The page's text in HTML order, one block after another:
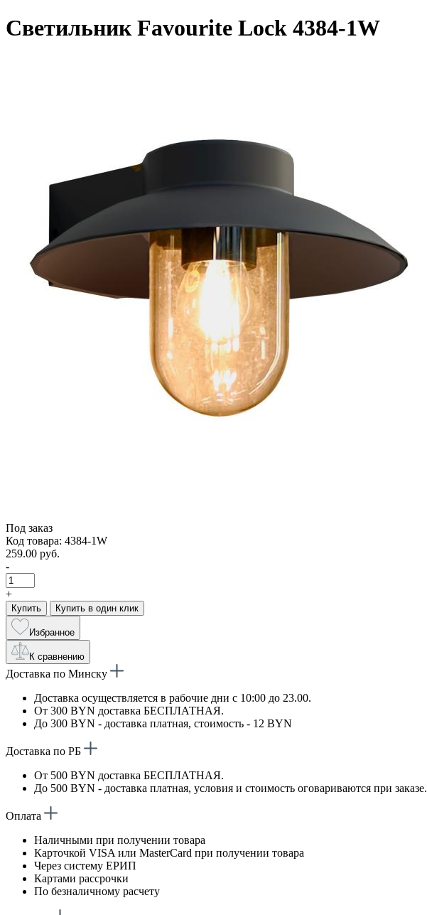
Светильник Favourite Lock 4384-1W
Под заказ
Код товара: 4384-1W
259.00 руб.
-
+
Купить Купить в один клик
Избранное
К сравнению
Доставка по Минску
Доставка осуществляется в рабочие дни с 10:00 до 23.00.
От 300 BYN доставка БЕСПЛАТНАЯ.
До 300 BYN - доставка платная, стоимость - 12 BYN
Доставка по РБ
От 500 BYN доставка БЕСПЛАТНАЯ.
До 500 BYN - доставка платная, условия и стоимость оговариваются при заказе.
Оплата
Наличными при получении товара
Карточкой VISA или MasterCard при получении товара
Через систему ЕРИП
Картами рассрочки
По безналичному расчету